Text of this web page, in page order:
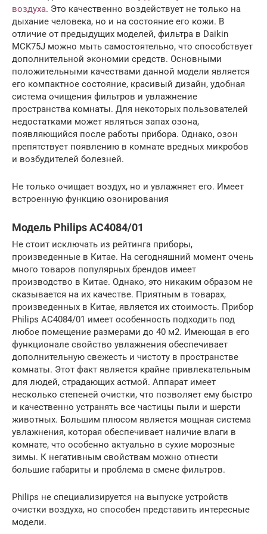
воздуха. Это качественно воздействует не только на
дыхание человека, но и на состояние его кожи. В
отличие от предыдущих моделей, фильтра в Daikin
MCK75J можно мыть самостоятельно, что способствует
дополнительной экономии средств. Основными
положительными качествами данной модели является
его компактное состояние, красивый дизайн, удобная
система очищения фильтров и увлажнение
пространства комнаты. Для некоторых пользователей
недостатками может являться запах озона,
появляющийся после работы прибора. Однако, озон
препятствует появлению в комнате вредных микробов
и возбудителей болезней.
Не только очищает воздух, но и увлажняет его. Имеет
встроенную функцию озонирования
Модель Philips AC4084/01
Не стоит исключать из рейтинга приборы,
произведенные в Китае. На сегодняшний момент очень
много товаров популярных брендов имеет
производство в Китае. Однако, это никаким образом не
сказывается на их качестве. Приятным в товарах,
произведенных в Китае, является их стоимость. Прибор
Philips AC4084/01 имеет особенность подходить под
любое помещение размерами до 40 м2. Имеющая в его
функционале свойство увлажнения обеспечивает
дополнительную свежесть и чистоту в пространстве
комнаты. Этот факт является крайне привлекательным
для людей, страдающих астмой. Аппарат имеет
несколько степеней очистки, что позволяет ему быстро
и качественно устранять все частицы пыли и шерсти
животных. Большим плюсом является мощная система
увлажнения, которая обеспечивает наличие влаги в
комнате, что особенно актуально в сухие морозные
зимы. К негативным свойствам можно отнести
большие габариты и проблема в смене фильтров.
Philips не специализируется на выпуске устройств
очистки воздуха, но способен представить интересные
модели.